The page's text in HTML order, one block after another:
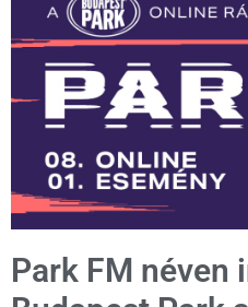
Park FM néven